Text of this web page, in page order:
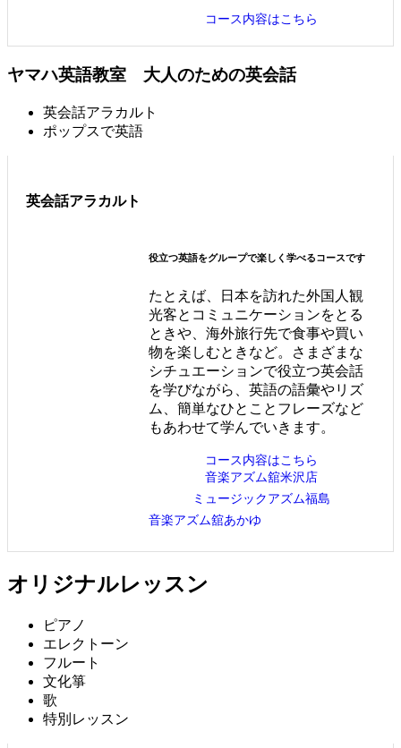
コース内容はこちら
ヤマハ英語教室 大人のための英会話
英会話アラカルト
ポップスで英語
英会話アラカルト
役立つ英語をグループで楽しく学べるコースです
たとえば、日本を訪れた外国人観
光客とコミュニケーションをとる
ときや、海外旅行先で食事や買い
物を楽しむときなど。さまざまな
シチュエーションで役立つ英会話
を学びながら、英語の語彙やリズ
ム、簡単なひとことフレーズなど
もあわせて学んでいきます。
コース内容はこちら
音楽アズム舘米沢店
ミュージックアズム福島
音楽アズム舘あかゆ
オリジナルレッスン
ピアノ
エレクトーン
フルート
文化箏
歌
特別レッスン